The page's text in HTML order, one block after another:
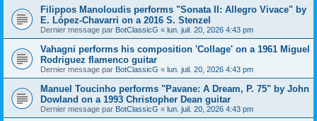
Filippos Manoloudis performs "Sonata II: Allegro Vivace" by
E. López-Chavarri on a 2016 S. Stenzel
Dernier message par BotClassicG « lun. juil. 20, 2026 4:43 pm
Vahagni performs his composition 'Collage' on a 1961 Miguel
Rodriguez flamenco guitar
Dernier message par BotClassicG « lun. juil. 20, 2026 4:43 pm
Manuel Toucinho performs "Pavane: A Dream, P. 75" by John
Dowland on a 1993 Christopher Dean guitar
Dernier message par BotClassicG « lun. juil. 20, 2026 4:43 pm